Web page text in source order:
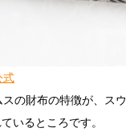
式
の財布の特徴が、ス
いるところです。